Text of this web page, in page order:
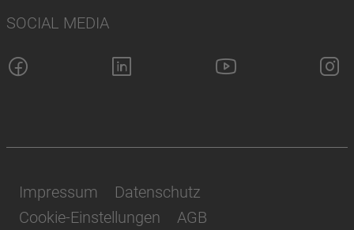
SOCIAL MEDIA
Impressum
Datenschutz
Cookie-Einstellungen
AGB